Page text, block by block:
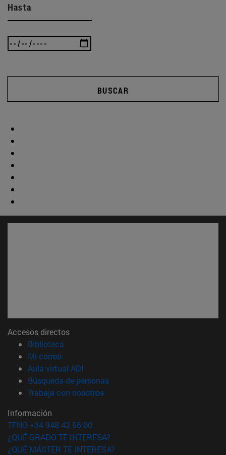
Hasta
BUSCAR
Accesos directos
Biblioteca
Mi correo(abre en nueva ventana)
Aula virtual ADI
Búsqueda de personas(abre en nueva ventana)
Trabaja con nosotros(abre en nueva ventana)
Información
TFNO +34 948 42 56 00
¿QUÉ GRADO TE INTERESA?
¿QUÉ MÁSTER TE INTERESA?